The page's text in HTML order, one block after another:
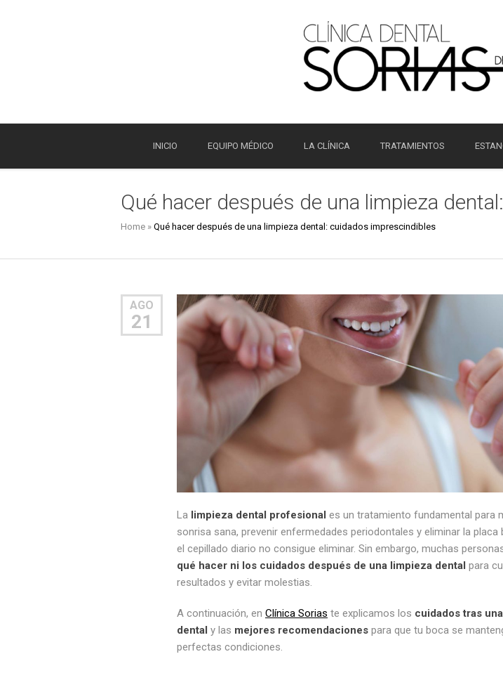
INICIO EQUIPO MÉDICO LA CLÍNICA TRATAMIENTOS
Qué hacer después de una limpieza
Home » Qué hacer después de una limpieza dental: cuidados imprescindibles
AGO
21
La limpieza dental profesional es un tratamiento fundamental para
sonrisa sana, prevenir enfermedades periodontales y eliminar la placa
el cepillado diario no consigue eliminar. Sin embargo, muchas
qué hacer ni los cuidados después de una limpieza dental para
resultados y evitar molestias.
A continuación, en Clínica Sorias te explicamos los cuidados tras
dental y las mejores recomendaciones para que tu boca se
perfectas condiciones.